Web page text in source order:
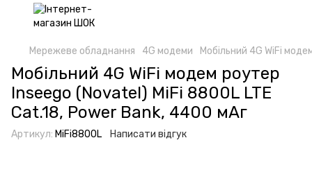
Мережеве обладнання 4G модеми Мобільний 4G WiFi
Мобільний 4G WiFi модем роутер
Inseego (Novatel) MiFi 8800L LTE
Cat.18, Power Bank, 4400 мАг
Артикул: MiFi8800L Написати відгук